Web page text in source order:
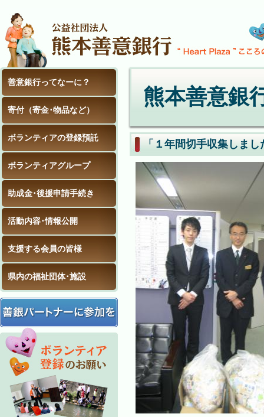
熊本善意銀
「１年間切手収集しま
善意銀行ってなーに？
寄付（寄金･物品など）
ボランティアの登録預託
ボランティアグループ
助成金･後援申請手続き
活動内容･情報公開
支援する会員の皆様
県内の福祉団体･施設